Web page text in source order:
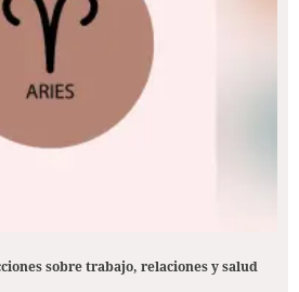
sobre trabajo, relaciones y salud